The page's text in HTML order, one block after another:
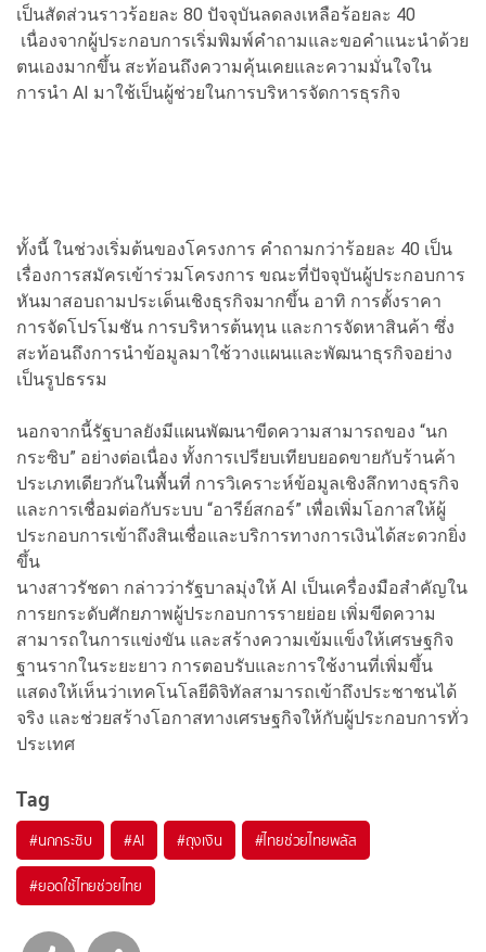
เป็นสัดส่วนราวร้อยละ 80 ปัจจุบันลดลงเหลือร้อยละ 40
เนื่องจากผู้ประกอบการเริ่มพิมพ์คำถามและขอคำแนะนำด้วย
ตนเองมากขึ้น สะท้อนถึงความคุ้นเคยและความมั่นใจใน
การนำ AI มาใช้เป็นผู้ช่วยในการบริหารจัดการธุรกิจ
ทั้งนี้ ในช่วงเริ่มต้นของโครงการ คำถามกว่าร้อยละ 40 เป็น
เรื่องการสมัครเข้าร่วมโครงการ ขณะที่ปัจจุบันผู้ประกอบการ
หันมาสอบถามประเด็นเชิงธุรกิจมากขึ้น อาทิ การตั้งราคา
การจัดโปรโมชัน การบริหารต้นทุน และการจัดหาสินค้า ซึ่ง
สะท้อนถึงการนำข้อมูลมาใช้วางแผนและพัฒนาธุรกิจอย่าง
เป็นรูปธรรม
นอกจากนี้รัฐบาลยังมีแผนพัฒนาขีดความสามารถของ “นก
กระซิบ” อย่างต่อเนื่อง ทั้งการเปรียบเทียบยอดขายกับร้านค้า
ประเภทเดียวกันในพื้นที่ การวิเคราะห์ข้อมูลเชิงลึกทางธุรกิจ
และการเชื่อมต่อกับระบบ “อารีย์สกอร์” เพื่อเพิ่มโอกาสให้ผู้
ประกอบการเข้าถึงสินเชื่อและบริการทางการเงินได้สะดวกยิ่ง
ขึ้น
นางสาวรัชดา กล่าวว่ารัฐบาลมุ่งให้ AI เป็นเครื่องมือสำคัญใน
การยกระดับศักยภาพผู้ประกอบการรายย่อย เพิ่มขีดความ
สามารถในการแข่งขัน และสร้างความเข้มแข็งให้เศรษฐกิจ
ฐานรากในระยะยาว การตอบรับและการใช้งานที่เพิ่มขึ้น
แสดงให้เห็นว่าเทคโนโลยีดิจิทัลสามารถเข้าถึงประชาชนได้
จริง และช่วยสร้างโอกาสทางเศรษฐกิจให้กับผู้ประกอบการทั่ว
ประเทศ
Tag
#นกกระซิบ #AI #ถุงเงิน #ไทยช่วยไทยพลัส
#ยอดใช้ไทยช่วยไทย